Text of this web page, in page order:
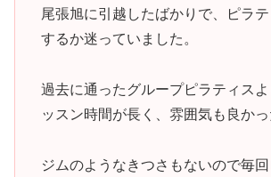
尾張旭に引越したばかりで、ピラ
するか迷っていました。
過去に通ったグループピラティス
ッスン時間が長く、雰囲気も良かっ
ジムのようなきつさもないので毎